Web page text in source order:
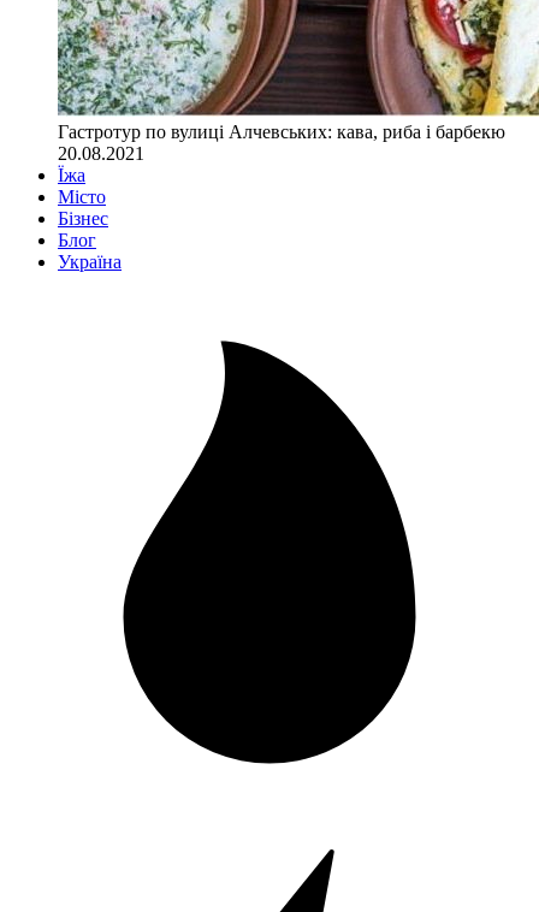
Гастротур по вулиці Алчевських: кава, риба і барбекю
20.08.2021
Їжа
Місто
Бізнес
Блог
Україна